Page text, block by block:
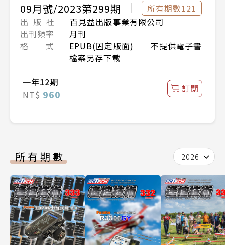
09月號/2023第299期
所有期數121
出 版 社
百見益出版事業有限公司
出刊頻率
月刊
格 式
EPUB(固定版面) 不提供電子書
檔案另存下載
一年12期
NT$ 960 訂閱
所有期數 2026